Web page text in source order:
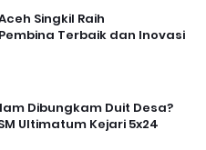
Singkil Raih
Terbaik dan Inovasi
Dibungkam Duit Desa?
Ultimatum Kejari 5x24